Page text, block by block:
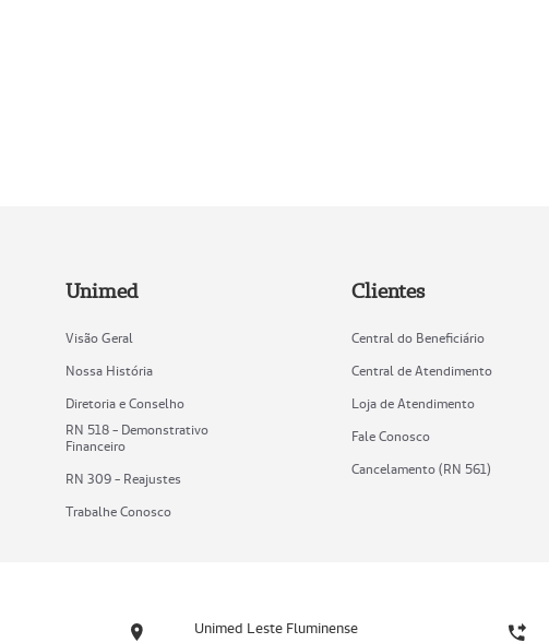
Unimed
Visão Geral
Nossa História
Diretoria e Conselho
RN 518 - Demonstrativo
Financeiro
RN 309 - Reajustes
Trabalhe Conosco
Clientes
Central do Beneficiário
Central de Atendimento
Loja de Atendimento
Fale Conosco
Cancelamento (RN 561)
Unimed Leste Fluminense